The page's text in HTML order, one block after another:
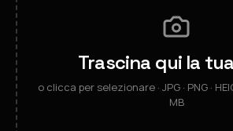
Trascina qui la
o clicca per selezionare · JPG · PNG ·
MB